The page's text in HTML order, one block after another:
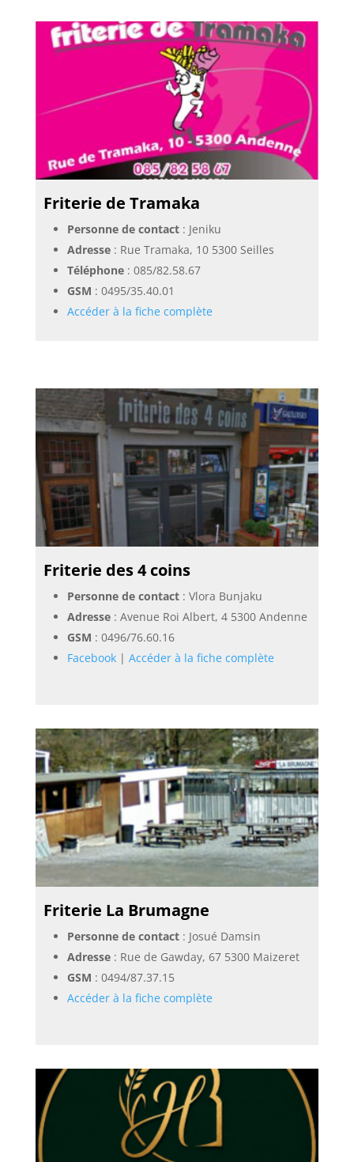
Friterie de Tramaka
Personne de contact: Jeniku
Adresse: Rue Tramaka, 10 5300 Seilles
Téléphone: 085/82.58.67
GSM : 0495/35.40.01
Accéder à la fiche complète
Friterie des 4 coins
Personne de contact: Vlora Bunjaku
Adresse: Avenue Roi Albert, 4 5300 Andenne
GSM : 0496/76.60.16
Facebook| Accéder à la fiche complète
Friterie La Brumagne
Personne de contact: Josué Damsin
Adresse: Rue de Gawday, 67 5300 Maizeret
GSM : 0494/87.37.15
Accéder à la fiche complète